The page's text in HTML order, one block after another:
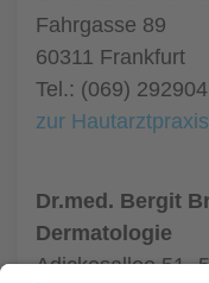
Fahrgasse 89
60311 Frankfurt
Tel.: (069) 292904
zur Hautarztpraxis
Dr.med. Bergit
Dermatologie
Adickesallee 51-